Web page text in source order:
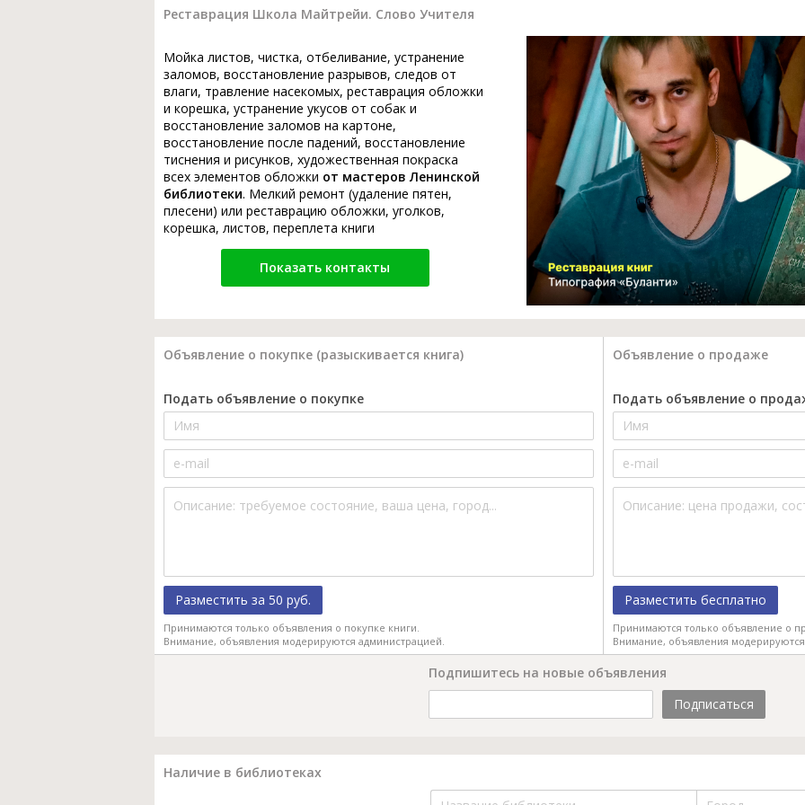
Реставрация Школа Майтрейи. Слово Учителя
Мойка листов, чистка, отбеливание, устранение
заломов, восстановление разрывов, следов от
влаги, травление насекомых, реставрация обложки
и корешка, устранение укусов от собак и
восстановление заломов на картоне,
восстановление после падений, восстановление
тиснения и рисунков, художественная покраска
всех элементов обложки от мастеров Ленинской
библиотеки. Мелкий ремонт (удаление пятен,
плесени) или реставрацию обложки, уголков,
корешка, листов, переплета книги
Показать контакты
Объявление о покупке (разыскивается книга) Объявление о продаже
Подать объявление о покупке
Разместить за 50 руб.
Принимаются только объявления о покупке книги.
Внимание, объявления модерируются администрацией.
Подать объявление о
Разместить бесплатно
Принимаются только объявление о
Внимание, объявления
Подпишитесь на новые объявления
Подписаться
Наличие в библиотеках